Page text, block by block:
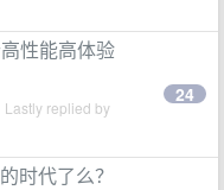
性能高体验
Lastly replied by
24
时代了么？